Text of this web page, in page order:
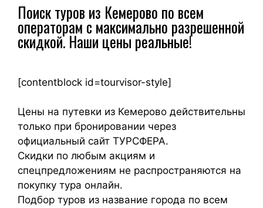
Поиск туров из Кемерово по всем
операторам с максимально разрешенной
скидкой. Наши цены реальные!
[contentblock id=tourvisor-style]
Цены на путевки из Кемерово действительны
только при бронировании через
официальный сайт ТУРСФЕРА.
Скидки по любым акциям и
спецпредложениям не распространяются на
покупку тура онлайн.
Подбор туров из название города по всем